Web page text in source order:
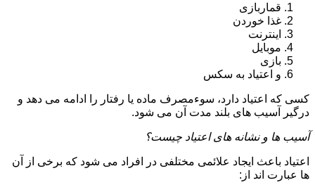
قماربازی
غذا خوردن
اینترنت
موبایل
بازی
و اعتیاد به سکس
کسی که اعتیاد دارد، سوءمصرف ماده یا رفتار را ادامه می دهد و
درگیر آسیب های بلند مدت آن می شود.
آسیب ها و نشانه های اعتیاد چیست؟
اعتیاد باعث ایجاد علائمی مختلفی در افراد می شود که برخی از آن
ها عبارت اند از: